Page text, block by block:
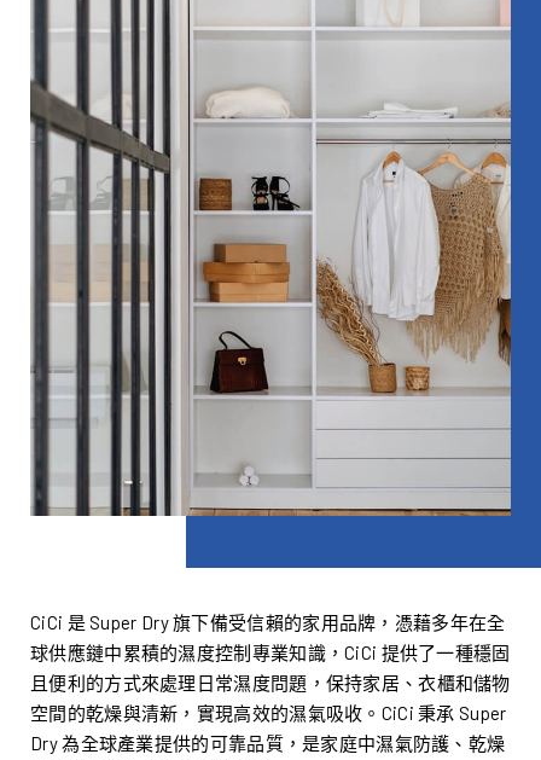
CiCi 是 Super Dry 旗下備受信賴的家用品牌，憑藉多年在全
球供應鏈中累積的濕度控制專業知識，CiCi 提供了一種穩固
且便利的方式來處理日常濕度問題，保持家居、衣櫃和儲物
空間的乾燥與清新，實現高效的濕氣吸收。CiCi 秉承 Super
Dry 為全球產業提供的可靠品質，是家庭中濕氣防護、乾燥